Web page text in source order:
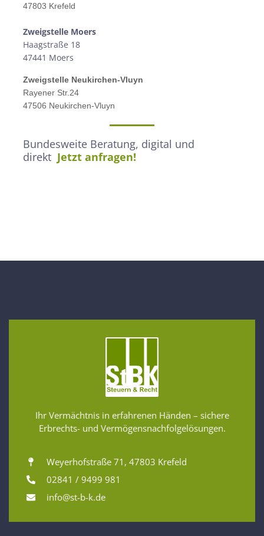
47803 Krefeld
Zweigstelle Moers
Haagstraße 18
47441 Moers
Zweigstelle Neukirchen-Vluyn
Rayener Str.24
47506 Neukirchen-Vluyn
Bundesweite Beratung, digital und
direkt Jetzt anfragen!
Ihr Vermächtnis in erfahrenen Händen – sichere
Erbrechts- und Vermögensnachfolgelösungen.
Weyerhofstraße 71, 47803 Krefeld
02841 / 9499 981
info@st-b-k.de